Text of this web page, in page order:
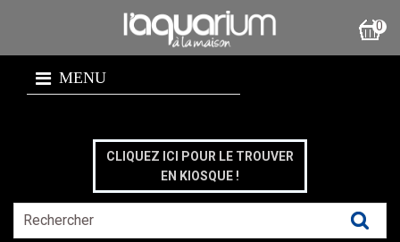
0
MENU
CLIQUEZ ICI POUR LE TROUVER
EN KIOSQUE !